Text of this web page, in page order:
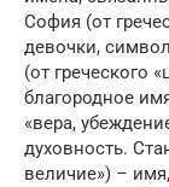
София (от
девочки,
(от греческого
благородное
«вера,
духовность.
величие») –